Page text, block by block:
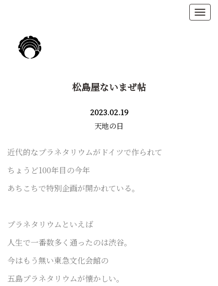
松島屋ないまぜ帖
2023.02.19
天地の日
近代的なプラネタリウムがドイツで作られて
ちょうど100年目の今年
あちこちで特別企画が開かれている。
プラネタリウムといえば
人生で一番数多く通ったのは渋谷。
今はもう無い東急文化会館の
五島プラネタリウムが懐かしい。